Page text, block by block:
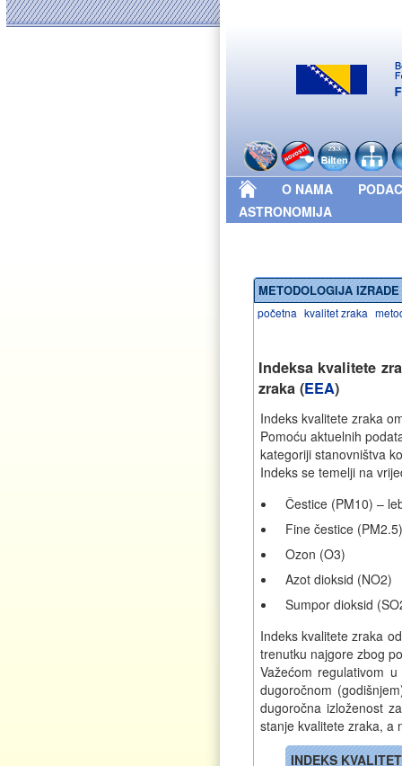
O NAMA
ASTRONOMIJA
METODOLOGIJA
početna kvalitet zraka
Indeksa kvalitete
zraka (EEA)
Indeks kvalitete zraka
Pomoću aktuelnih
kategoriji stanovništva
Indeks se temelji na
Čestice (PM10) –
Fine čestice
Ozon (O3)
Azot dioksid (NO2)
Sumpor dioksid
Indeks kvalitete zraka
trenutku najgore zbog
Važećom regulativom
dugoročnom
dugoročna izloženost
stanje kvalitete zraka, a
INDEKS